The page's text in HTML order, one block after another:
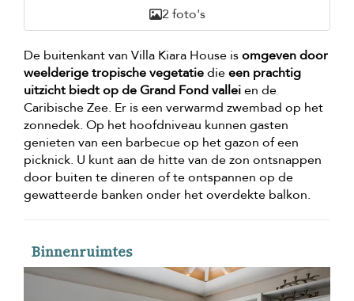
2 foto's
De buitenkant van Villa Kiara House isomgeven door
weelderige tropische vegetatiedieeen prachtig
uitzicht biedt op de Grand Fond valleien de
Caribische Zee. Er is een verwarmd zwembad op het
zonnedek. Op het hoofdniveau kunnen gasten
genieten van een barbecue op het gazon of een
picknick. U kunt aan de hitte van de zon ontsnappen
door buiten te dineren of te ontspannen op de
gewatteerde banken onder het overdekte balkon.
Binnenruimtes